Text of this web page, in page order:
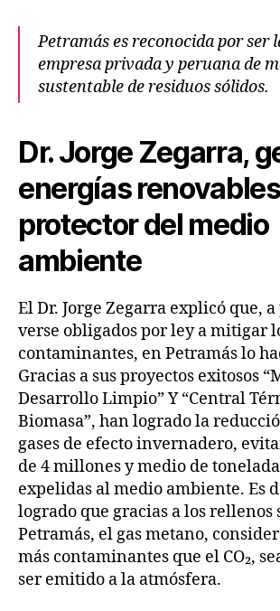
Petramás es reconocida por ser
empresa privada y peruana de
sustentable de residuos sólidos.
Dr. Jorge Zegarra,
energías
protector del medio
ambiente
El Dr. Jorge Zegarra explicó que,
verse obligados por ley a mitigar
contaminantes, en Petramás lo
Gracias a sus proyectos exitosos
Desarrollo Limpio” Y “Central
Biomasa”, han logrado la
gases de efecto invernadero,
de 4 millones y medio de
expelidas al medio ambiente. Es
logrado que gracias a los rellenos
Petramás, el gas metano,
más contaminantes que el CO₂,
ser emitido a la atmósfera.